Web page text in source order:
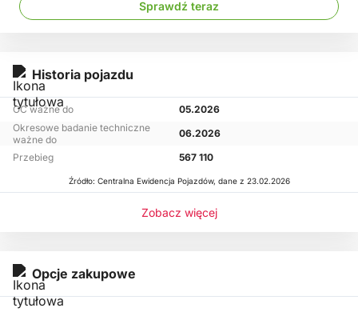
Historia pojazdu
OC ważne do
05.2026
Okresowe badanie techniczne
ważne do
06.2026
Przebieg
567 110
Źródło: Centralna Ewidencja Pojazdów, dane z 23.02.2026
Zobacz więcej
Opcje zakupowe
Sprawdź teraz